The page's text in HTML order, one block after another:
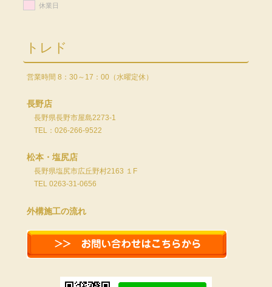
休業日
トレド
営業時間 8：30～17：00（水曜定休）
長野店
長野県長野市屋島2273-1
TEL：026-266-9522
松本・塩尻店
長野県塩尻市広丘野村2163 １F
TEL 0263-31-0656
外構施工の流れ